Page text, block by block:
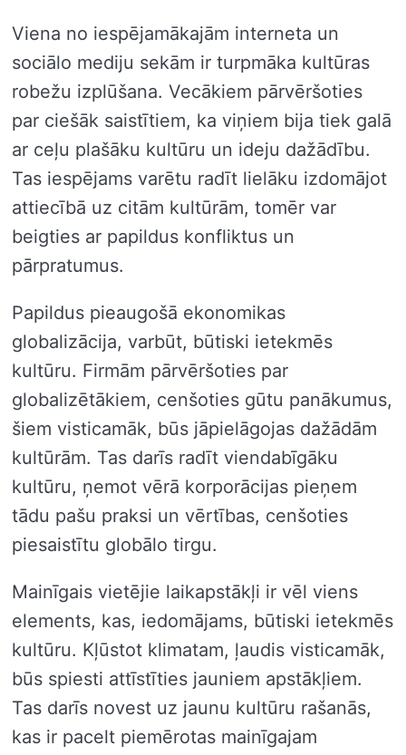
Viena no iespējamākajām interneta un
sociālo mediju sekām ir turpmāka kultūras
robežu izplūšana. Vecākiem pārvēršoties
par ciešāk saistītiem, ka viņiem bija tiek galā
ar ceļu plašāku kultūru un ideju dažādību.
Tas iespējams varētu radīt lielāku izdomājot
attiecībā uz citām kultūrām, tomēr var
beigties ar papildus konfliktus un
pārpratumus.
Papildus pieaugošā ekonomikas
globalizācija, varbūt, būtiski ietekmēs
kultūru. Firmām pārvēršoties par
globalizētākiem, cenšoties gūtu panākumus,
šiem visticamāk, būs jāpielāgojas dažādām
kultūrām. Tas darīs radīt viendabīgāku
kultūru, ņemot vērā korporācijas pieņem
tādu pašu praksi un vērtības, cenšoties
piesaistītu globālo tirgu.
Mainīgais vietējie laikapstākļi ir vēl viens
elements, kas, iedomājams, būtiski ietekmēs
kultūru. Kļūstot klimatam, ļaudis visticamāk,
būs spiesti attīstīties jauniem apstākļiem.
Tas darīs novest uz jaunu kultūru rašanās,
kas ir pacelt piemērotas mainīgajam